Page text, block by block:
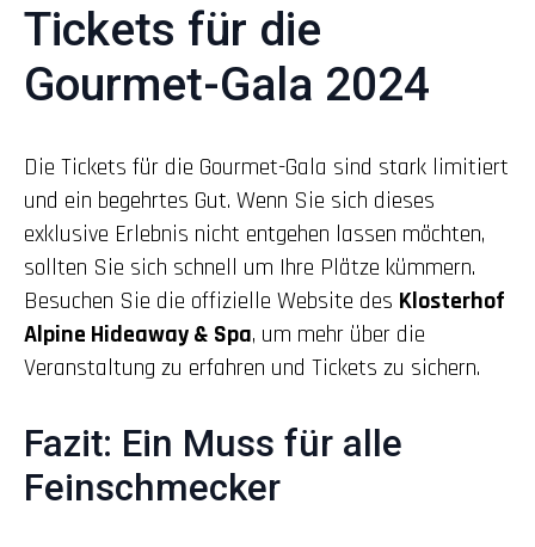
Tickets für die
Gourmet-Gala 2024
Die Tickets für die Gourmet-Gala sind stark limitiert
und ein begehrtes Gut. Wenn Sie sich dieses
exklusive Erlebnis nicht entgehen lassen möchten,
sollten Sie sich schnell um Ihre Plätze kümmern.
Besuchen Sie die offizielle Website des Klosterhof
Alpine Hideaway & Spa, um mehr über die
Veranstaltung zu erfahren und Tickets zu sichern.
Fazit: Ein Muss für alle
Feinschmecker